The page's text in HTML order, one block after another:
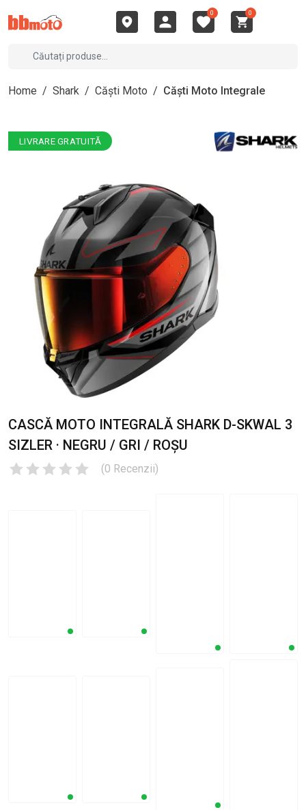
0 0
Home / Shark / Căști Moto / Căști Moto Integrale
LIVRARE GRATUITĂ
CASCĂ MOTO INTEGRALĂ SHARK D-SKWAL 3
SIZLER · NEGRU / GRI / ROȘU
(0 Recenzii)